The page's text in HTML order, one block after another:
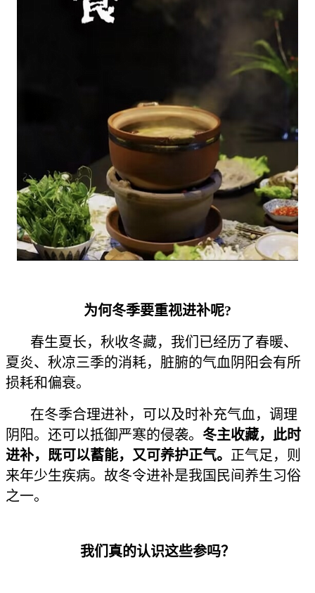
为何冬季要重视进补呢?
春生夏长，秋收冬藏，我们已经历了春暖、
夏炎、秋凉三季的消耗，脏腑的气血阴阳会有所
损耗和偏衰。
在冬季合理进补，可以及时补充气血，调理
阴阳。还可以抵御严寒的侵袭。 冬主收藏，此时
进补，既可以蓄能，又可养护正气。 正气足，则
来年少生疾病。故冬令进补是我国民间养生习俗
之一。
我们真的认识这些参吗？